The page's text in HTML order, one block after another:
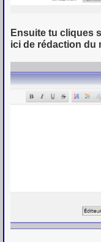
Ensuite tu cliques
ici de rédaction du